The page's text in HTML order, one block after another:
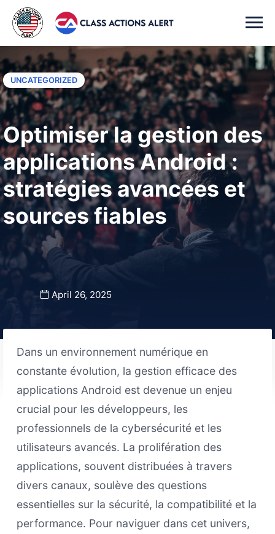
UNCATEGORIZED
Optimiser la gestion des
applications Android :
stratégies avancées et
sources fiables
April 26, 2025
Dans un environnement numérique en
constante évolution, la gestion efficace des
applications Android est devenue un enjeu
crucial pour les développeurs, les
professionnels de la cybersécurité et les
utilisateurs avancés. La prolifération des
applications, souvent distribuées à travers
divers canaux, soulève des questions
essentielles sur la sécurité, la compatibilité et la
performance. Pour naviguer dans cet univers,